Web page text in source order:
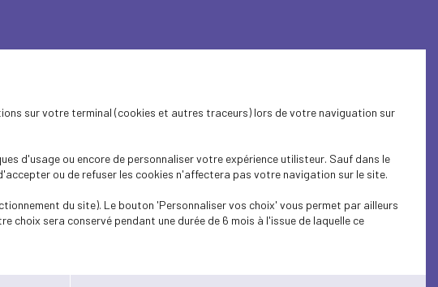
sur votre terminal (cookies et autres traceurs) lors de votre naviguation sur
d'usage ou encore de personnaliser votre expérience utilisteur. Sauf dans le
ou de refuser les cookies n'affectera pas votre navigation sur le site.
du site). Le bouton 'Personnaliser vos choix' vous permet par ailleurs
sera conservé pendant une durée de 6 mois à l'issue de laquelle ce